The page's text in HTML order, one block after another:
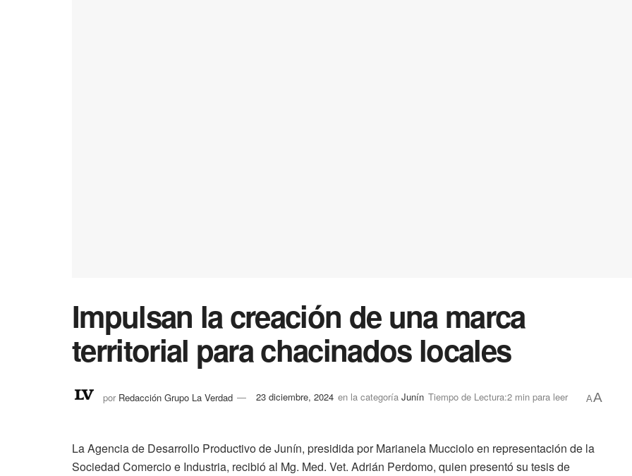
Impulsan la creación de una marca
territorial para chacinados locales
por Redacción Grupo La Verdad 23 diciembre, 2024 en la categoría Junín Tiempo de Lectura:2 min para leer AA
La Agencia de Desarrollo Productivo de Junín, presidida por Marianela Mucciolo en representación de la
Sociedad Comercio e Industria, recibió al Mg. Med. Vet. Adrián Perdomo, quien presentó su tesis de